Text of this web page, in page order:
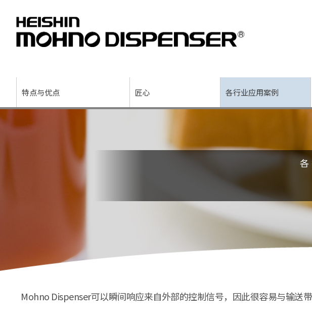
特点与优点 匠心 各行业应用案例
Mohno Dispenser可以瞬间响应来自外部的控制信号，因此很容易与输送